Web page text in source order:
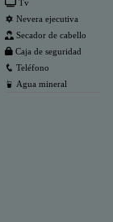
Tv
Nevera ejecutiva
Secador de cabello
Caja de seguridad
Teléfono
Agua mineral